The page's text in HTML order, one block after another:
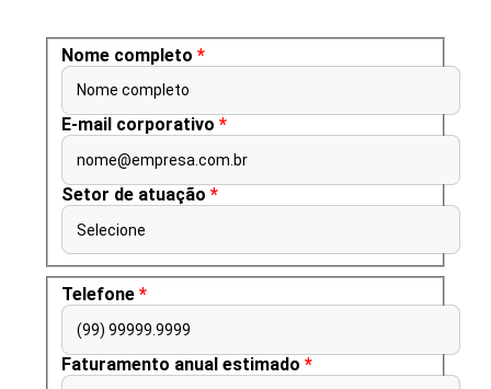
Nome completo *
Nome completo
E-mail corporativo *
nome@empresa.com.br
Setor de atuação *
Selecione
Telefone *
(99) 99999.9999
Faturamento anual estimado *